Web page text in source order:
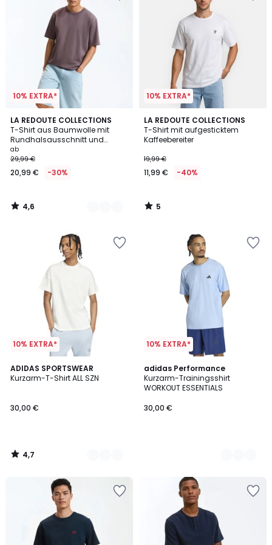
10% EXTRA*
LA REDOUTE COLLECTIONS
T-Shirt aus Baumwolle mit
Rundhalsausschnitt und
kurzen Ärmeln, stonewashed,
verwaschener Effekt
ab
29,99 €
20,99 € -30%
4,6
/ 5
2
Farben
4,6
/
10% EXTRA*
LA REDOUTE COLLECTIONS
T-Shirt mit aufgesticktem
Kaffeebereiter
19,99 €
11,99 € -40%
5
/
5
5
/
10% EXTRA*
ADIDAS SPORTSWEAR
Kurzarm-T-Shirt ALL SZN
30,00 €
4,7
/ 5
5
Farben
4,7
/
10% EXTRA*
adidas Performance
Kurzarm-Trainingsshirt
WORKOUT ESSENTIALS
30,00 €
2
Farben